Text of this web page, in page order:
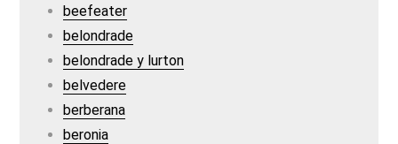
beefeater
belondrade
belondrade y lurton
belvedere
berberana
beronia